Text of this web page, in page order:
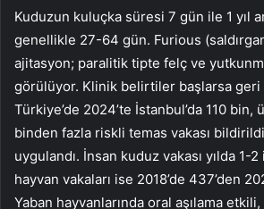
Kuduzun kuluçka süresi 7 gün ile 1 yıl
genellikle 27-64 gün. Furious
ajitasyon; paralitik tipte felç ve
görülüyor. Klinik belirtiler başlarsa geri
Türkiye’de 2024’te İstanbul’da 110
binden fazla riskli temas vakası
uygulandı. İnsan kuduz vakası yılda 1-2
hayvan vakaları ise 2018’de 437’den
Yaban hayvanlarında oral aşılama